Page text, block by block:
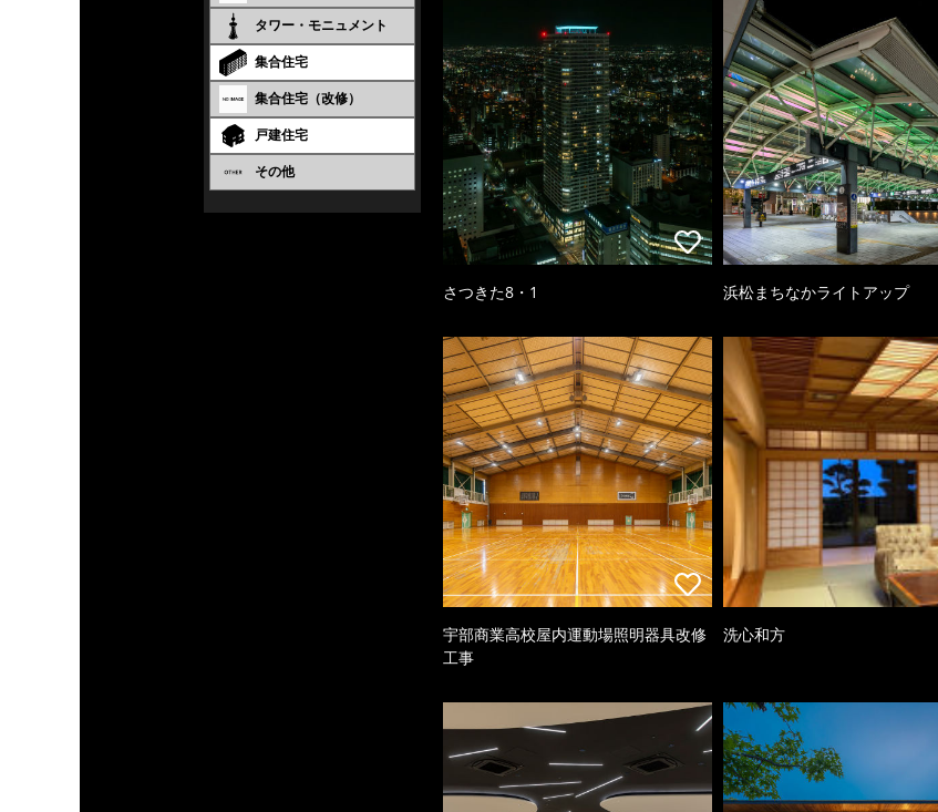
タワー・モニュメント
集合住宅
集合住宅（改修）
戸建住宅
その他
さつきた8・1 浜松まちなかライトアップ
宇部商業高校屋内運動場照明器具改修
工事
洗心和方